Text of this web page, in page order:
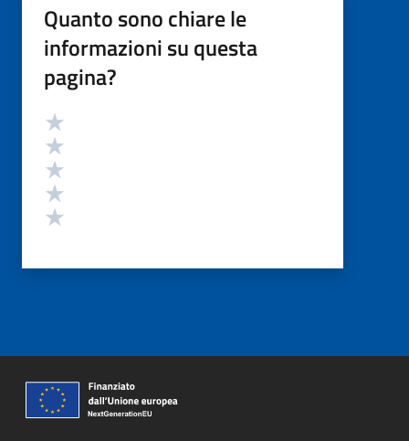
Quanto sono chiare le
informazioni su questa
pagina?
Valutazione